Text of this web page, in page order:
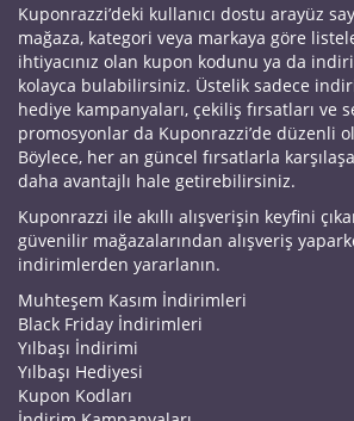
Kuponrazzi’deki kullanıcı dostu arayüz
mağaza, kategori veya markaya göre
ihtiyacınız olan kupon kodunu ya da
kolayca bulabilirsiniz. Üstelik sadece
hediye kampanyaları, çekiliş fırsatları ve
promosyonlar da Kuponrazzi’de düzenli
Böylece, her an güncel fırsatlarla
daha avantajlı hale getirebilirsiniz.
Kuponrazzi ile akıllı alışverişin keyfini
güvenilir mağazalarından alışveriş
indirimlerden yararlanın.
Muhteşem Kasım İndirimleri
Black Friday İndirimleri
Yılbaşı İndirimi
Yılbaşı Hediyesi
Kupon Kodları